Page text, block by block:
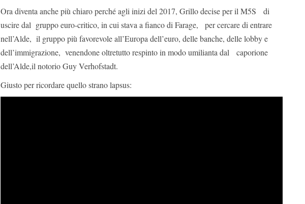
Ora diventa anche più chiaro perché agli inizi del 2017, Grillo decise per il M5S di
uscire dal gruppo euro-critico, in cui stava a fianco di Farage, per cercare di entrare
nell’Alde, il gruppo più favorevole all’Europa dell’euro, delle banche, delle lobby e
dell’immigrazione, venendone oltretutto respinto in modo umilianta dal caporione
dell’Alde,il notorio Guy Verhofstadt.
Giusto per ricordare quello strano lapsus: